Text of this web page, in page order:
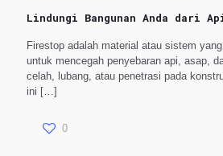
Lindungi Bangunan Anda dari
Firestop adalah material atau sistem
untuk mencegah penyebaran api, asap,
celah, lubang, atau penetrasi pada
ini […]
0